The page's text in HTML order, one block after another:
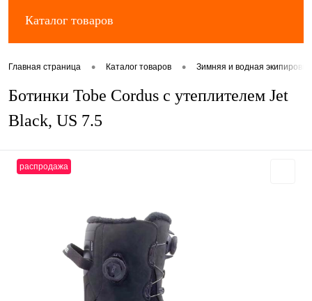
Каталог товаров
Главная страница • Каталог товаров • Зимняя и водная
Ботинки Tobe Cordus с утеплителем Jet
Black, US 7.5
распродажа